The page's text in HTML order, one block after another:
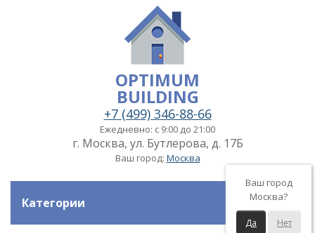
OPTIMUM
BUILDING
+7 (499) 346-88-66
Ежедневно: с 9:00 до 21:00
г. Москва, ул. Бутлерова, д. 17Б
Ваш город: Москва
Ваш город
Москва?
Да Нет
Категории